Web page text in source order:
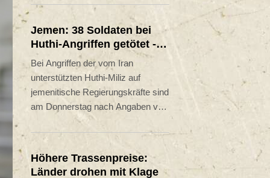
Armee mindestens 58 Menschen
getötet worden. Dutzende
Menschen seien zudem verletzt
worden, erfuhr die
Nachrichtenagentur AFP aus
Armeekreisen. Es handelt sich um
den Angriff mit den meisten
Todesopfern seit vier Jahren. Die
Huthis reklamierten die Attacke für
sich. Die jemenitische Regierung
kündigte Vergeltung an.
Jemen: 38 Soldaten bei
Huthi-Angriffen getötet -
Regierung kündigt
Vergeltung an
Bei Angriffen der vom Iran
unterstützten Huthi-Miliz auf
jemenitische Regierungskräfte sind
am Donnerstag nach Angaben von
Medizinern mindestens 38
Soldaten getötet worden. Wie es
weiter hieß, wurden mindestens 29
weitere Menschen verletzt. Es
Höhere Trassenpreise:
Länder drohen mit Klage